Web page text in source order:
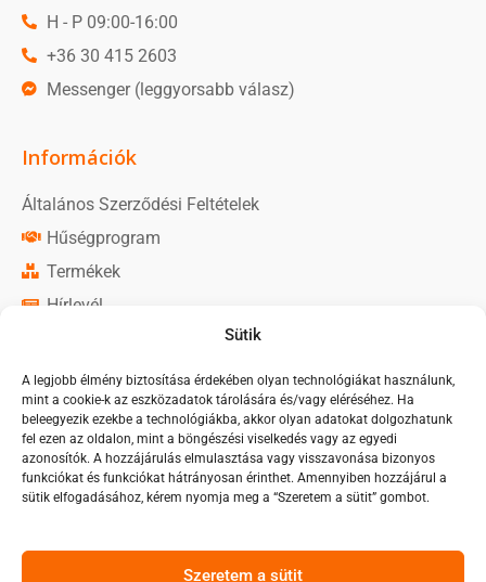
Sütik
A legjobb élmény biztosítása érdekében olyan technológiákat használunk,
mint a cookie-k az eszközadatok tárolására és/vagy eléréséhez. Ha
beleegyezik ezekbe a technológiákba, akkor olyan adatokat dolgozhatunk
fel ezen az oldalon, mint a böngészési viselkedés vagy az egyedi
azonosítók. A hozzájárulás elmulasztása vagy visszavonása bizonyos
funkciókat és funkciókat hátrányosan érinthet. Amennyiben hozzájárul a
sütik elfogadásához, kérem nyomja meg a “Szeretem a sütit” gombot.
Szeretem a sütit
H - P 09:00-16:00
+36 30 415 2603
Messenger (leggyorsabb válasz)
Információk
Általános Szerződési Feltételek
Hűségprogram
Termékek
Hírlevél
Közösségi média
Monorim Magyarország oldal
Monorim Magyarország csoport
Árukereső.hu